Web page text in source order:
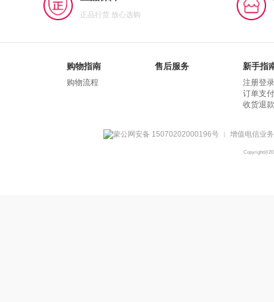
正品行货 放心选购
购物指南
购物流程
售后服务 新手指
注册登录
订单支付
收货退款
蒙公网安备 15070202000196号 增值电信业